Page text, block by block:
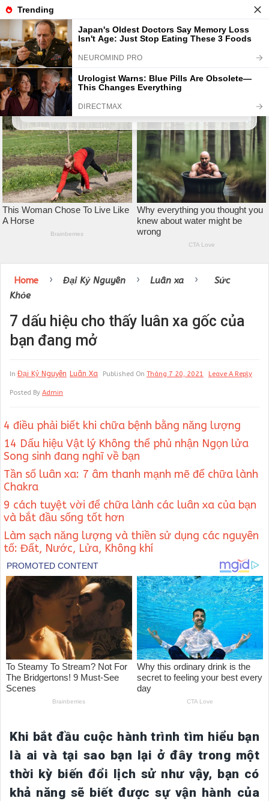
Home › Đại Kỷ Nguyên › Luân xa ›
Sức
Khỏe
7 dấu hiệu cho thấy luân xa gốc của
bạn đang mở
In Đại Kỷ Nguyên Luân Xa Published On Tháng 7 20, 2021 Leave A Reply
Posted By Admin
4 điều phải biết khi chữa bệnh bằng năng lượng
14 Dấu hiệu Vật lý Không thể phủ nhận Ngọn lửa
Song sinh đang nghĩ về bạn
Tần số luân xa: 7 âm thanh mạnh mẽ để chữa lành
Chakra
9 cách tuyệt vời để chữa lành các luân xa của bạn
và bắt đầu sống tốt hơn
Làm sạch năng lượng và thiền sử dụng các nguyên
tố: Đất, Nước, Lửa, Không khí
Khi bắt đầu cuộc hành trình tìm hiểu bạn
là ai và tại sao bạn lại ở đây trong một
thời kỳ biến đổi lịch sử như vậy, bạn có
khả năng sẽ biết được sự vận hành của